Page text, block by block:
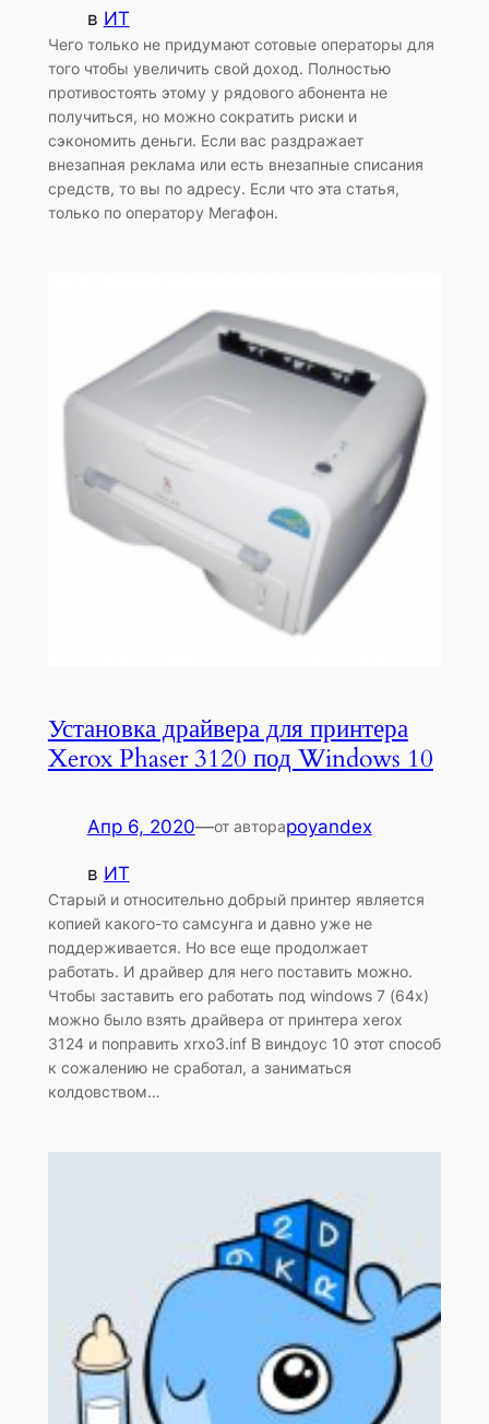
в ИТ
Чего только не придумают сотовые операторы для
того чтобы увеличить свой доход. Полностью
противостоять этому у рядового абонента не
получиться, но можно сократить риски и
сэкономить деньги. Если вас раздражает
внезапная реклама или есть внезапные списания
средств, то вы по адресу. Если что эта статья,
только по оператору Мегафон.
Установка драйвера для принтера
Xerox Phaser 3120 под Windows 10
Апр 6, 2020—от автораpoyandex
в ИТ
Старый и относительно добрый принтер является
копией какого-то самсунга и давно уже не
поддерживается. Но все еще продолжает
работать. И драйвер для него поставить можно.
Чтобы заставить его работать под windows 7 (64x)
можно было взять драйвера от принтера xerox
3124 и поправить xrxo3.inf В виндоус 10 этот способ
к сожалению не сработал, а заниматься
колдовством…